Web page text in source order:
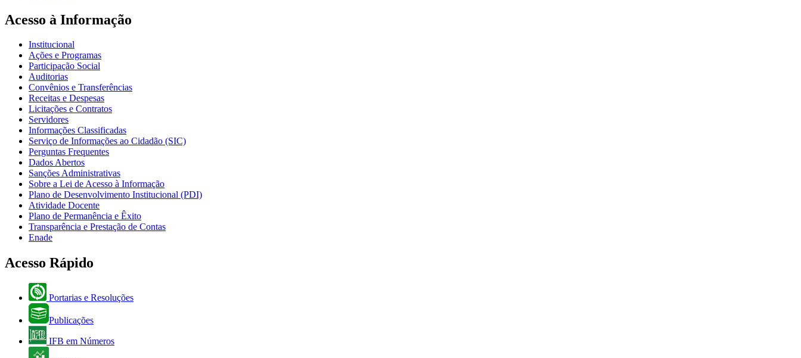
Acesso à Informação
Institucional
Ações e Programas
Participação Social
Auditorias
Convênios e Transferências
Receitas e Despesas
Licitações e Contratos
Servidores
Informações Classificadas
Serviço de Informações ao Cidadão (SIC)
Perguntas Frequentes
Dados Abertos
Sanções Administrativas
Sobre a Lei de Acesso à Informação
Plano de Desenvolvimento Institucional (PDI)
Atividade Docente
Plano de Permanência e Êxito
Transparência e Prestação de Contas
Enade
Acesso Rápido
Portarias e Resoluções
Publicações
IFB em Números